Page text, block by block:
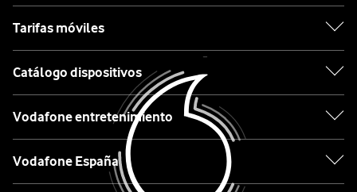
Xiaomi
OPPO
Etiqueta
Tarifas móviles
Catálogo dispositivos
Vodafone entretenimiento
Vodafone España